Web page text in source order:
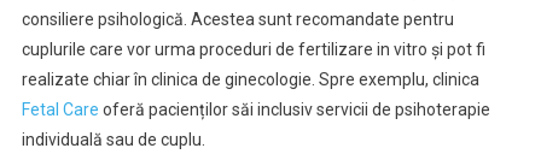
consiliere psihologică. Acestea sunt recomandate pentru
cuplurile care vor urma proceduri de fertilizare in vitro și pot fi
realizate chiar în clinica de ginecologie. Spre exemplu, clinica
Fetal Care oferă pacienților săi inclusiv servicii de psihoterapie
individuală sau de cuplu.